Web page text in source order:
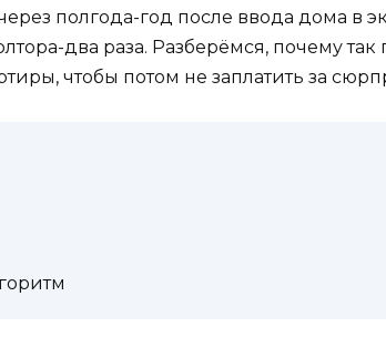
полгода-год после ввода дома в
два раза. Разберёмся, почему
чтобы потом не заплатить за